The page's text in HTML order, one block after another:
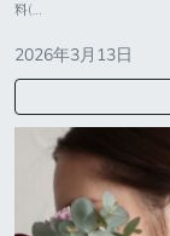
料(…
2026年3月13日